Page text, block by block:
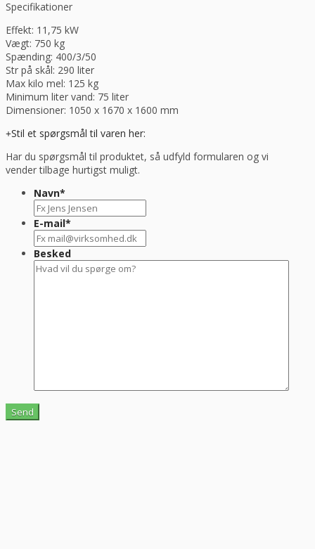
antal
Specifikationer
Effekt: 11,75 kW
Vægt: 750 kg
Spænding: 400/3/50
Str på skål: 290 liter
Max kilo mel: 125 kg
Minimum liter vand: 75 liter
Dimensioner: 1050 x 1670 x 1600 mm
Stil et spørgsmål til varen her:
Har du spørgsmål til produktet, så udfyld formularen og vi
vender tilbage hurtigst muligt.
Navn*
E-mail*
Besked